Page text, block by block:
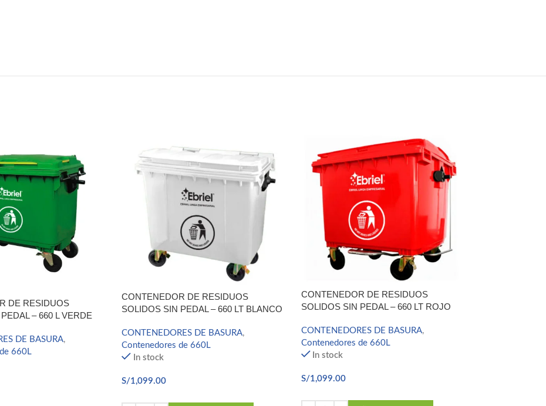
DE RESIDUOS
– 660 L VERDE
DE BASURA,
660L
CONTENEDOR DE RESIDUOS
SOLIDOS SIN PEDAL – 660 LT BLANCO
CONTENEDORES DE BASURA,
Contenedores de 660L
In stock
S/1,099.00
CONTENEDOR DE RESIDUOS
SOLIDOS SIN PEDAL – 660 LT ROJO
CONTENEDORES DE BASURA,
Contenedores de 660L
In stock
S/1,099.00